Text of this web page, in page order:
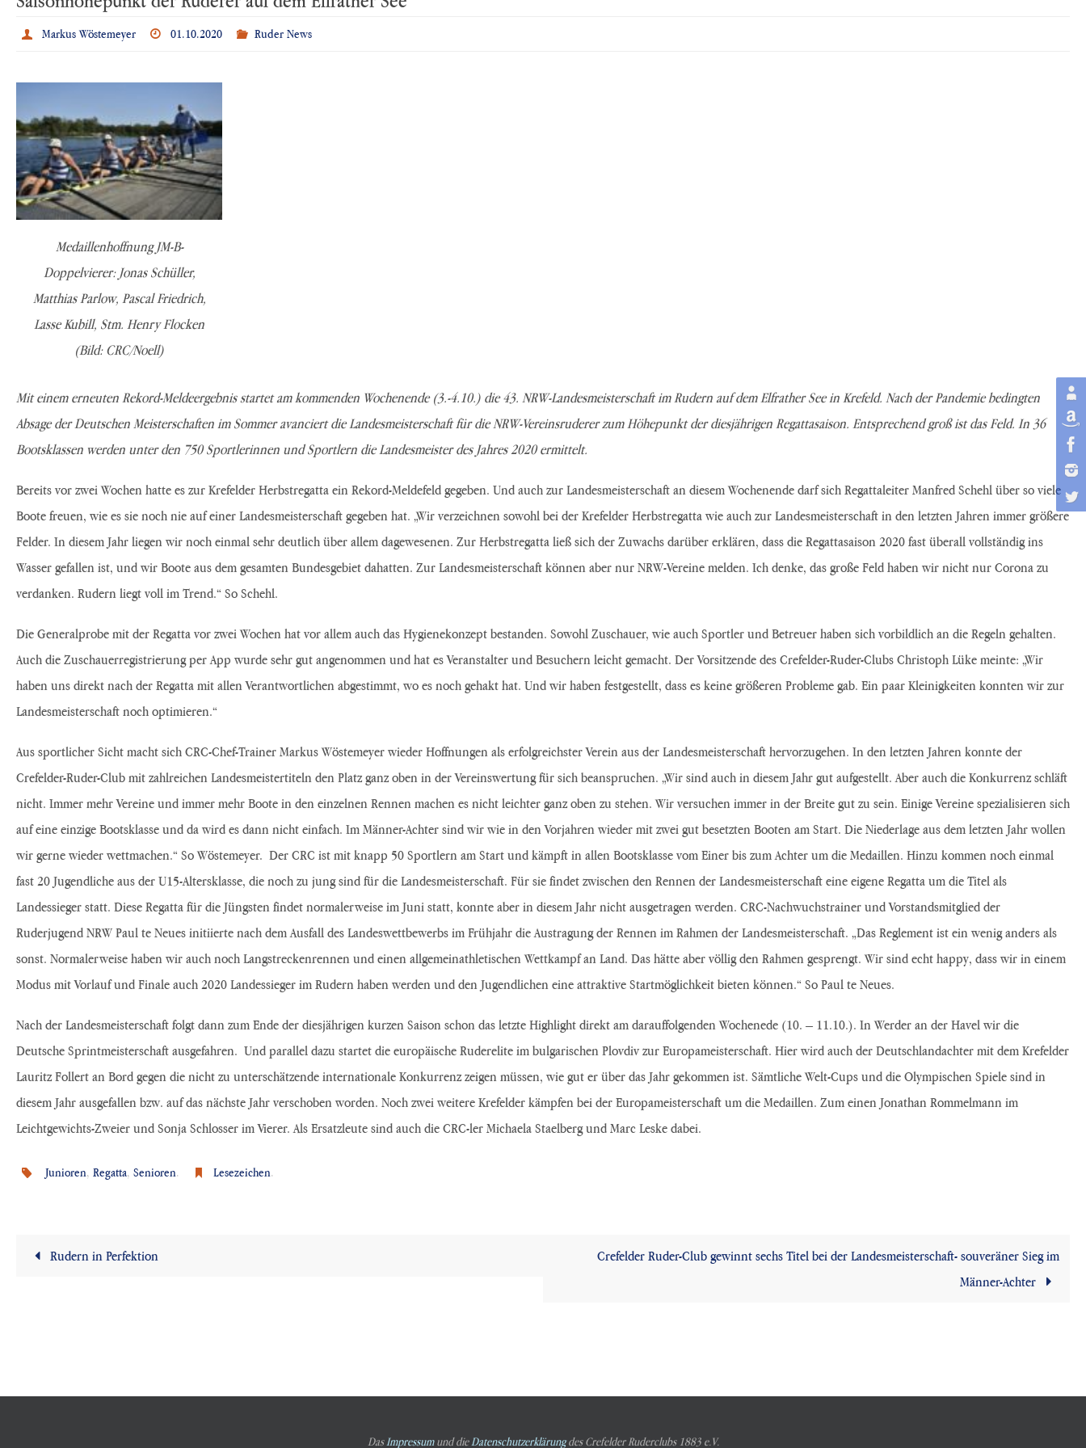
Markus Wöstemeyer 01.10.2020 Ruder News
Medaillenhoffnung JM-B-
Doppelvierer: Jonas Schüller,
Matthias Parlow, Pascal Friedrich,
Lasse Kubill, Stm. Henry Flocken
(Bild: CRC/Noell)
Mit einem erneuten Rekord-Meldeergebnis startet am kommenden Wochenende (3.-4.10.) die 43. NRW-Landesmeisterschaft im Rudern auf dem Elfrather See in Krefeld. Nach der Pandemie bedingten
Absage der Deutschen Meisterschaften im Sommer avanciert die Landesmeisterschaft für die NRW-Vereinsruderer zum Höhepunkt der diesjährigen Regattasaison. Entsprechend groß ist das Feld. In 36
Bootsklassen werden unter den 750 Sportlerinnen und Sportlern die Landesmeister des Jahres 2020 ermittelt.
Bereits vor zwei Wochen hatte es zur Krefelder Herbstregatta ein Rekord-Meldefeld gegeben. Und auch zur Landesmeisterschaft an diesem Wochenende darf sich Regattaleiter Manfred Schehl über so viele
Boote freuen, wie es sie noch nie auf einer Landesmeisterschaft gegeben hat. „Wir verzeichnen sowohl bei der Krefelder Herbstregatta wie auch zur Landesmeisterschaft in den letzten Jahren immer größere
Felder. In diesem Jahr liegen wir noch einmal sehr deutlich über allem dagewesenen. Zur Herbstregatta ließ sich der Zuwachs darüber erklären, dass die Regattasaison 2020 fast überall vollständig ins
Wasser gefallen ist, und wir Boote aus dem gesamten Bundesgebiet dahatten. Zur Landesmeisterschaft können aber nur NRW-Vereine melden. Ich denke, das große Feld haben wir nicht nur Corona zu
verdanken. Rudern liegt voll im Trend.“ So Schehl.
Die Generalprobe mit der Regatta vor zwei Wochen hat vor allem auch das Hygienekonzept bestanden. Sowohl Zuschauer, wie auch Sportler und Betreuer haben sich vorbildlich an die Regeln gehalten.
Auch die Zuschauerregistrierung per App wurde sehr gut angenommen und hat es Veranstalter und Besuchern leicht gemacht. Der Vorsitzende des Crefelder-Ruder-Clubs Christoph Lüke meinte: „Wir
haben uns direkt nach der Regatta mit allen Verantwortlichen abgestimmt, wo es noch gehakt hat. Und wir haben festgestellt, dass es keine größeren Probleme gab. Ein paar Kleinigkeiten konnten wir zur
Landesmeisterschaft noch optimieren.“
Aus sportlicher Sicht macht sich CRC-Chef-Trainer Markus Wöstemeyer wieder Hoffnungen als erfolgreichster Verein aus der Landesmeisterschaft hervorzugehen. In den letzten Jahren konnte der
Crefelder-Ruder-Club mit zahlreichen Landesmeistertiteln den Platz ganz oben in der Vereinswertung für sich beanspruchen. „Wir sind auch in diesem Jahr gut aufgestellt. Aber auch die Konkurrenz schläft
nicht. Immer mehr Vereine und immer mehr Boote in den einzelnen Rennen machen es nicht leichter ganz oben zu stehen. Wir versuchen immer in der Breite gut zu sein. Einige Vereine spezialisieren sich
auf eine einzige Bootsklasse und da wird es dann nicht einfach. Im Männer-Achter sind wir wie in den Vorjahren wieder mit zwei gut besetzten Booten am Start. Die Niederlage aus dem letzten Jahr wollen
wir gerne wieder wettmachen.“ So Wöstemeyer. Der CRC ist mit knapp 50 Sportlern am Start und kämpft in allen Bootsklasse vom Einer bis zum Achter um die Medaillen. Hinzu kommen noch einmal
fast 20 Jugendliche aus der U15-Altersklasse, die noch zu jung sind für die Landesmeisterschaft. Für sie findet zwischen den Rennen der Landesmeisterschaft eine eigene Regatta um die Titel als
Landessieger statt. Diese Regatta für die Jüngsten findet normalerweise im Juni statt, konnte aber in diesem Jahr nicht ausgetragen werden. CRC-Nachwuchstrainer und Vorstandsmitglied der
Ruderjugend NRW Paul te Neues initiierte nach dem Ausfall des Landeswettbewerbs im Frühjahr die Austragung der Rennen im Rahmen der Landesmeisterschaft. „Das Reglement ist ein wenig anders als
sonst. Normalerweise haben wir auch noch Langstreckenrennen und einen allgemeinathletischen Wettkampf an Land. Das hätte aber völlig den Rahmen gesprengt. Wir sind echt happy, dass wir in einem
Modus mit Vorlauf und Finale auch 2020 Landessieger im Rudern haben werden und den Jugendlichen eine attraktive Startmöglichkeit bieten können.“ So Paul te Neues.
Nach der Landesmeisterschaft folgt dann zum Ende der diesjährigen kurzen Saison schon das letzte Highlight direkt am darauffolgenden Wochenede (10. – 11.10.). In Werder an der Havel wir die
Deutsche Sprintmeisterschaft ausgefahren. Und parallel dazu startet die europäische Ruderelite im bulgarischen Plovdiv zur Europameisterschaft. Hier wird auch der Deutschlandachter mit dem Krefelder
Lauritz Follert an Bord gegen die nicht zu unterschätzende internationale Konkurrenz zeigen müssen, wie gut er über das Jahr gekommen ist. Sämtliche Welt-Cups und die Olympischen Spiele sind in
diesem Jahr ausgefallen bzw. auf das nächste Jahr verschoben worden. Noch zwei weitere Krefelder kämpfen bei der Europameisterschaft um die Medaillen. Zum einen Jonathan Rommelmann im
Leichtgewichts-Zweier und Sonja Schlosser im Vierer. Als Ersatzleute sind auch die CRC-ler Michaela Staelberg und Marc Leske dabei.
Junioren, Regatta, Senioren. Lesezeichen.
Rudern in Perfektion
Crefelder Ruder-Club gewinnt sechs Titel bei der Landesmeisterschaft- souveräner Sieg im
Männer-Achter
DasImpressumund dieDatenschutzerklärungdes Crefelder Ruderclubs 1883 e.V.